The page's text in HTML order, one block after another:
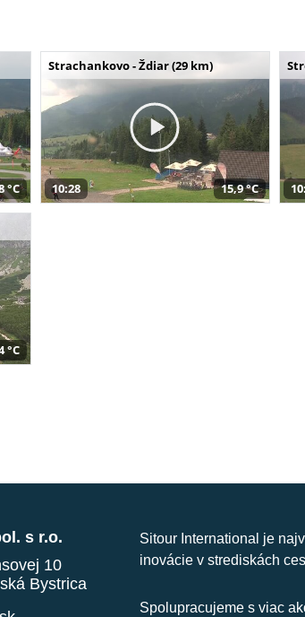
°C
Strachankovo - Ždiar (29 km)
10:28 15,9 °C
°C
s r.o.
10
Bystrica
Sitour International je
inovácie v strediskách
Spolupracujeme s viac